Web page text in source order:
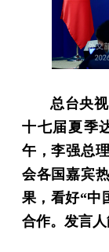
总台央
十七届夏季
午，李强总
会各国嘉宾
果，看好“中
合作。发言